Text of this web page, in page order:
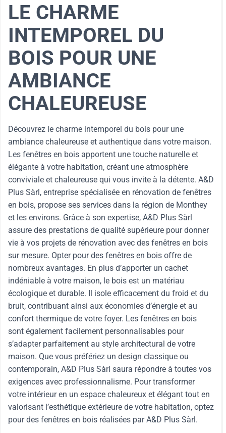
LE CHARME
INTEMPOREL DU
BOIS POUR UNE
AMBIANCE
CHALEUREUSE
Découvrez le charme intemporel du bois pour une
ambiance chaleureuse et authentique dans votre maison.
Les fenêtres en bois apportent une touche naturelle et
élégante à votre habitation, créant une atmosphère
conviviale et chaleureuse qui vous invite à la détente. A&D
Plus Sàrl, entreprise spécialisée en rénovation de fenêtres
en bois, propose ses services dans la région de Monthey
et les environs. Grâce à son expertise, A&D Plus Sàrl
assure des prestations de qualité supérieure pour donner
vie à vos projets de rénovation avec des fenêtres en bois
sur mesure. Opter pour des fenêtres en bois offre de
nombreux avantages. En plus d’apporter un cachet
indéniable à votre maison, le bois est un matériau
écologique et durable. Il isole efficacement du froid et du
bruit, contribuant ainsi aux économies d’énergie et au
confort thermique de votre foyer. Les fenêtres en bois
sont également facilement personnalisables pour
s’adapter parfaitement au style architectural de votre
maison. Que vous préfériez un design classique ou
contemporain, A&D Plus Sàrl saura répondre à toutes vos
exigences avec professionnalisme. Pour transformer
votre intérieur en un espace chaleureux et élégant tout en
valorisant l’esthétique extérieure de votre habitation, optez
pour des fenêtres en bois réalisées par A&D Plus Sàrl.